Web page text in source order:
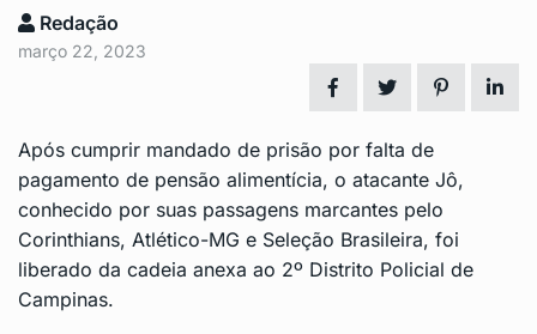
Redação
março 22, 2023
Após cumprir mandado de prisão por falta de
pagamento de pensão alimentícia, o atacante Jô,
conhecido por suas passagens marcantes pelo
Corinthians, Atlético-MG e Seleção Brasileira, foi
liberado da cadeia anexa ao 2º Distrito Policial de
Campinas.